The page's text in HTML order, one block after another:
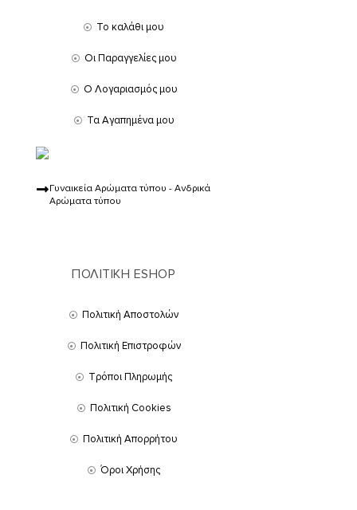
Το καλάθι μου
Οι Παραγγελίες μου
Ο Λογαριασμός μου
Τα Αγαπημένα μου
Γυναικεία Αρώματα τύπου - Ανδρικά
Αρώματα τύπου
ΠΟΛΙΤΙΚΗ ESHOP
Πολιτική Αποστολών
Πολιτική Επιστροφών
Τρόποι Πληρωμής
Πολιτική Cookies
Πολιτική Απορρήτου
Όροι Χρήσης